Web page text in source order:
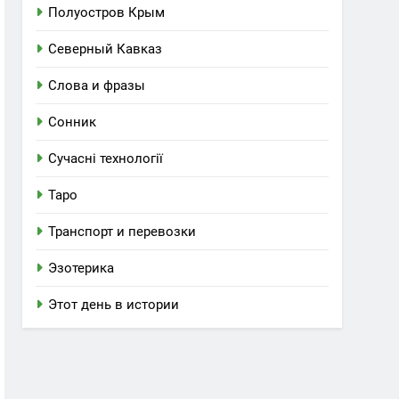
Полуостров Крым
Северный Кавказ
Слова и фразы
Сонник
Сучасні технології
Таро
Транспорт и перевозки
Эзотерика
Этот день в истории